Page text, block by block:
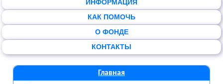
ИНФОРМАЦИЯ
КАК ПОМОЧЬ
О ФОНДЕ
КОНТАКТЫ
Главная